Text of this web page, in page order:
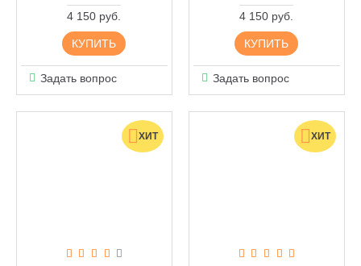
4 150 руб.
КУПИТЬ
Задать вопрос
4 150 руб.
КУПИТЬ
Задать вопрос
ХИТ ХИТ